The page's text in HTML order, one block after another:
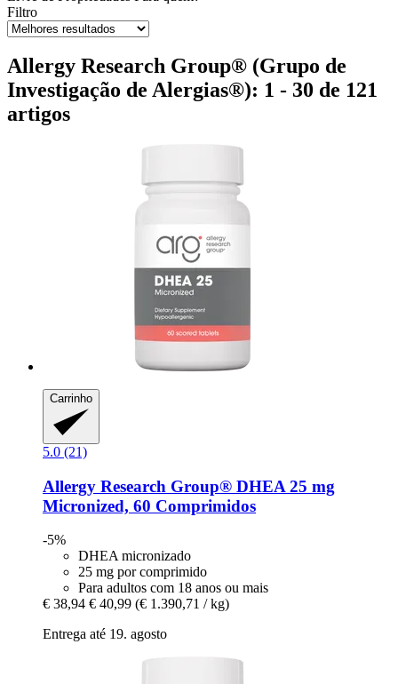
Filtro
Allergy Research Group® (Grupo de
Investigação de Alergias®): 1 - 30 de 121
artigos
Carrinho
5.0 (21)
Allergy Research Group® DHEA 25 mg
Micronized, 60 Comprimidos
-5%
DHEA micronizado
25 mg por comprimido
Para adultos com 18 anos ou mais
€ 38,94 € 40,99 (€ 1.390,71 / kg)
Entrega até 19. agosto